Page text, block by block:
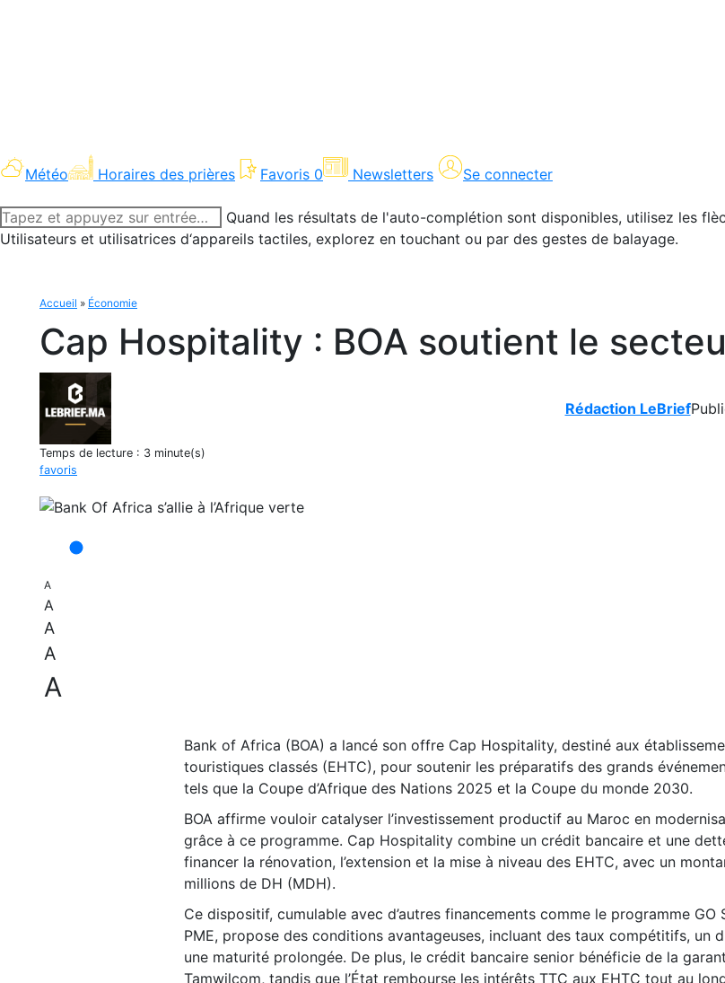
Météo Horaires des prières Favoris 0 Newsletters Se connecter
Recherche
:
Quand les résultats de l'auto-complétion sont disponibles, utilisez les
Utilisateurs et utilisatrices d‘appareils tactiles, explorez en touchant ou par des gestes de balayage.
Accueil » Économie
Cap Hospitality : BOA soutient le
Rédaction LeBrief
Temps de lecture : 3 minute(s)
favoris
A
A
A
A
A
Bank of Africa (BOA) a lancé son offre Cap Hospitality, destiné aux
touristiques classés (EHTC), pour soutenir les préparatifs des grands
tels que la Coupe d’Afrique des Nations 2025 et la Coupe du monde 2030.
BOA affirme vouloir catalyser l’investissement productif au Maroc en
grâce à ce programme. Cap Hospitality combine un crédit bancaire et une
financer la rénovation, l’extension et la mise à niveau des EHTC, avec un
millions de DH (MDH).
Ce dispositif, cumulable avec d’autres financements comme le programme GO
PME, propose des conditions avantageuses, incluant des taux compétitifs, un
une maturité prolongée. De plus, le crédit bancaire senior bénéficie de la
Tamwilcom, tandis que l’État rembourse les intérêts TTC aux EHTC tout au